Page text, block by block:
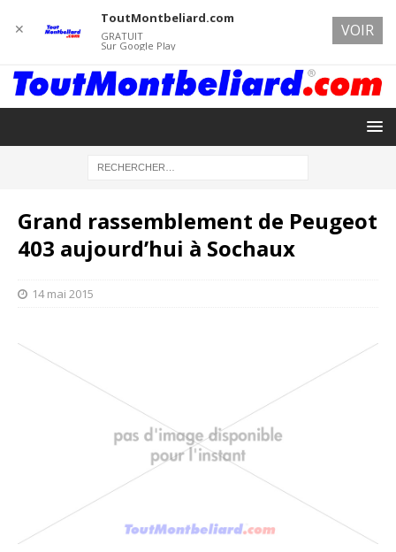
Grand rassemblement de Peugeot
403 aujourd’hui à Sochaux
14 mai 2015
✕
ToutMontbeliard.com
GRATUIT
Sur Google Play
VOIR